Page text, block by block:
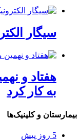
سیگار
هفتاد و
به کار کرد
بیمارستان و کلینیک‌ها
5 روز پیش